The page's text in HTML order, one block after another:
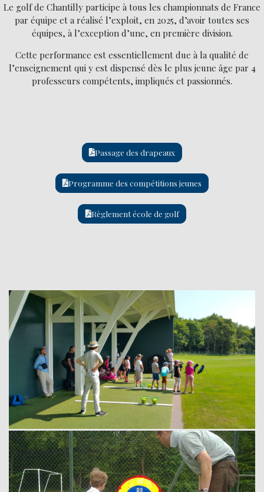
Le golf de Chantilly participe à tous les championnats de France
par équipe et a réalisé l’exploit, en 2025, d’avoir toutes ses
équipes, à l’exception d’une, en première division.
Cette performance est essentiellement due à la qualité de
l’enseignement qui y est dispensé dès le plus jeune âge par 4
professeurs compétents, impliqués et passionnés.
Passage des drapeaux
Programme des compétitions jeunes
Règlement école de golf